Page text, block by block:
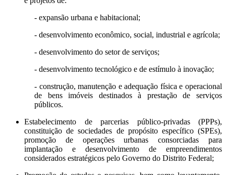
- expansão urbana e habitacional;
- desenvolvimento econômico, social, industrial e agrícola;
- desenvolvimento do setor de serviços;
- desenvolvimento tecnológico e de estímulo à inovação;
- construção, manutenção e adequação física e operacional
de bens imóveis destinados à prestação de serviços
públicos.
Estabelecimento de parcerias público-privadas (PPPs),
constituição de sociedades de propósito específico (SPEs),
promoção de operações urbanas consorciadas para
implantação e desenvolvimento de empreendimentos
considerados estratégicos pelo Governo do Distrito Federal;